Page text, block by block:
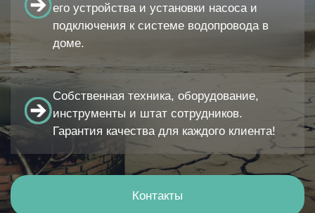
его устройства и установки насоса и
подключения к системе водопровода в
доме.
Собственная техника, оборудование,
инструменты и штат сотрудников.
Гарантия качества для каждого клиента!
Контакты